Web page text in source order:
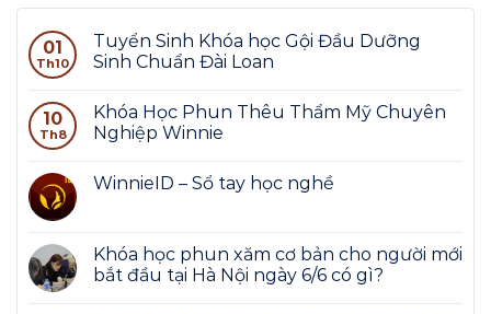
01
Th10
Tuyển Sinh Khóa học Gội Đầu Dưỡng
Sinh Chuẩn Đài Loan
10
Th8
Khóa Học Phun Thêu Thẩm Mỹ Chuyên
Nghiệp Winnie
WinnieID – Sổ tay học nghề
Khóa học phun xăm cơ bản cho người mới
bắt đầu tại Hà Nội ngày 6/6 có gì?